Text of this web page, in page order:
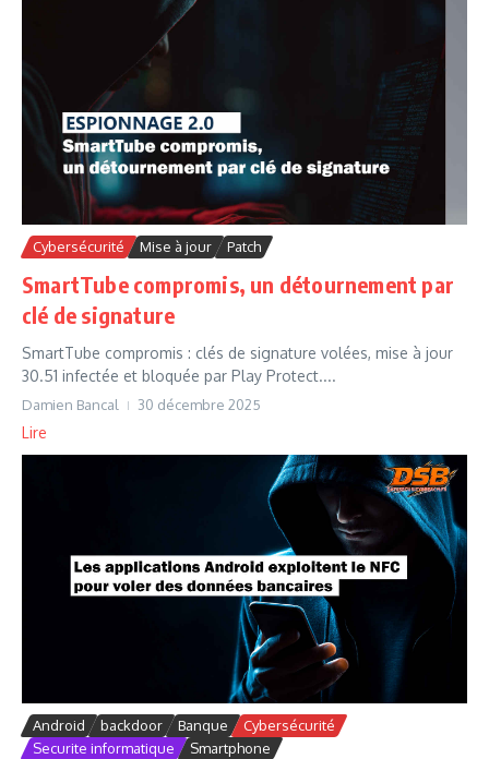
Cybersécurité Mise à jour Patch
SmartTube compromis, un détournement par
clé de signature
SmartTube compromis : clés de signature volées, mise à jour
30.51 infectée et bloquée par Play Protect....
Damien Bancal 30 décembre 2025
Lire
Android backdoor Banque
Cybersécurité
Securite informatique
Smartphone